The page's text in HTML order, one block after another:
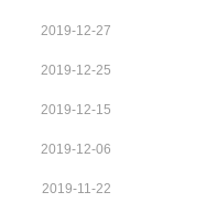
2019-12-27
2019-12-25
2019-12-15
2019-12-06
2019-11-22